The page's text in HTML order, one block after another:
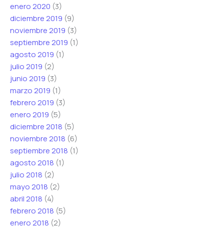
enero 2020 (3)
diciembre 2019 (9)
noviembre 2019 (3)
septiembre 2019 (1)
agosto 2019 (1)
julio 2019 (2)
junio 2019 (3)
marzo 2019 (1)
febrero 2019 (3)
enero 2019 (5)
diciembre 2018 (5)
noviembre 2018 (6)
septiembre 2018 (1)
agosto 2018 (1)
julio 2018 (2)
mayo 2018 (2)
abril 2018 (4)
febrero 2018 (5)
enero 2018 (2)